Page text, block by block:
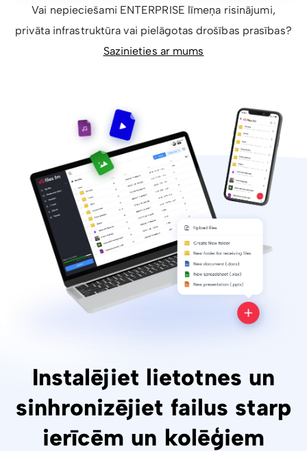
Vai nepieciešami ENTERPRISE līmeņa risinājumi,
privāta infrastruktūra vai pielāgotas drošības prasības?
Sazinieties ar mums
Instalējiet lietotnes un
sinhronizējiet failus starp
ierīcēm un kolēģiem